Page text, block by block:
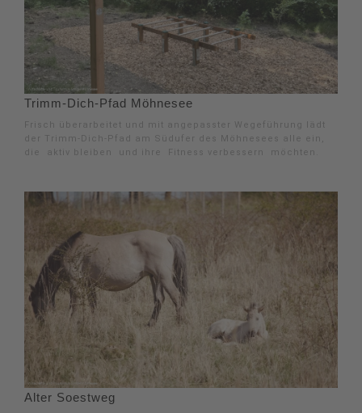
Trimm-Dich-Pfad Möhnesee
Frisch überarbeitet und mit angepasster Wegeführung lädt
der Trimm-Dich-Pfad am Südufer des Möhnesees alle ein,
die aktiv bleiben und ihre Fitness verbessern möchten.
Alter Soestweg